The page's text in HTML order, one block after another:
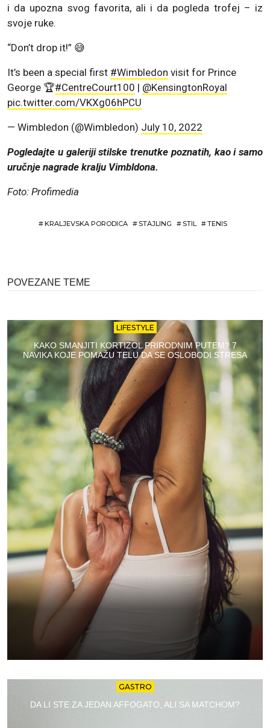
i da upozna svog favorita, ali i da pogleda trofej – iz
svoje ruke.
“Don’t drop it!” 😅
It’s been a special first #Wimbledon visit for Prince
George 🏆#CentreCourt100 | @KensingtonRoyal
pic.twitter.com/VKXg06hPCU
— Wimbledon (@Wimbledon) July 10, 2022
Pogledajte u galeriji stilske trenutke poznatih, kao i samo
uručnje nagrade kralju Vimbldona.
Foto: Profimedia
#KRALJEVSKA PORODICA # STAJLING # STIL #TENIS
POVEZANE TEME
LIFESTYLE
KAKO SMANJITI KORTIZOL PRIRODNIM PUTEM? 7
NAVIKA KOJE POMAŽU TELU DA SE OSLOBODI STRESA
GASTRO
DA LI STE ZA JEDAN AFFOGATO, ALI SA MATCHOM?